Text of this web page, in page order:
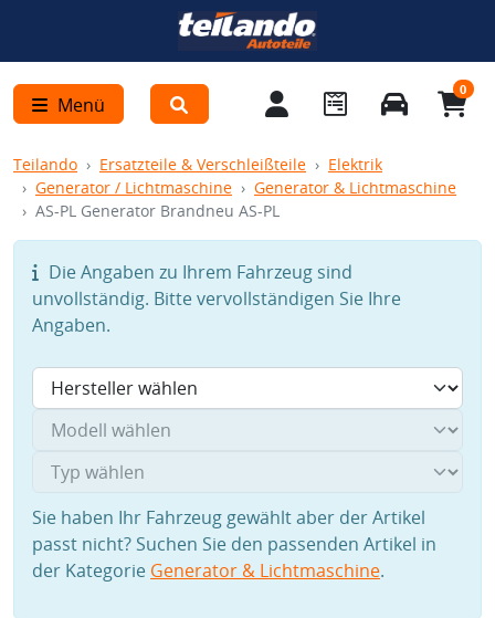
Menü
0
Teilando Ersatzteile & Verschleißteile
Elektrik
Generator / Lichtmaschine
Generator & Lichtmaschine
AS-PL Generator Brandneu AS-PL
Die Angaben zu Ihrem Fahrzeug sind
unvollständig. Bitte vervollständigen Sie Ihre
Angaben.
Sie haben Ihr Fahrzeug gewählt aber der Artikel
passt nicht? Suchen Sie den passenden Artikel in
der Kategorie Generator & Lichtmaschine.